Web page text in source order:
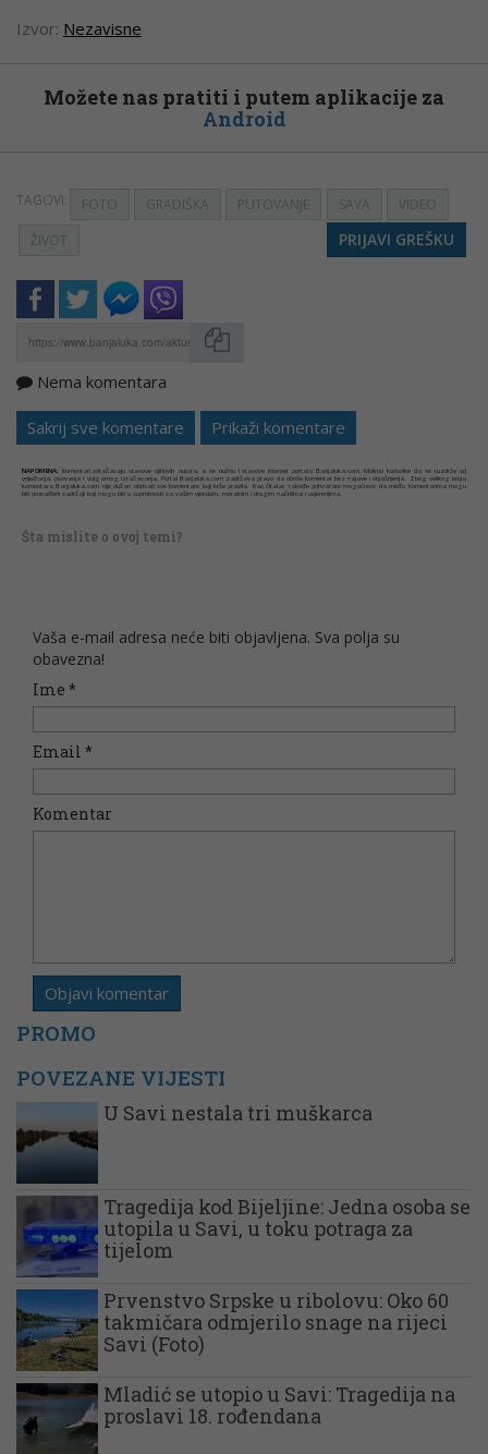
Izvor: Nezavisne
Možete nas pratiti i putem aplikacije za
Android
TAGOVI: FOTO GRADIŠKA PUTOVANJE SAVA
VIDEO
ŽIVOT
PRIJAVI GREŠKU
Nema komentara
Sakrij sve komentare Prikaži komentare
NAPOMENA: Komentari odražavaju stavove njihovih autora, a ne nužno i stavove internet portala Banjaluka.com. Molimo korisnike da se suzdrže od
vrijeđanja, psovanja i vulgarnog izražavanja. Portal Banjaluka.com zadržava pravo da obriše komentar bez najave i objašnjenja. Zbog velikog broja
komentara Banjaluka.com nije dužan obrisati sve komentare koji krše pravila. Kao čitalac takođe prihvatate mogućnost da među komentarima mogu
biti pronađeni sadržaji koji mogu biti u suprotnosti sa vašim vjerskim, moralnim i drugim načelima i uvjerenjima.
Šta mislite o ovoj temi?
Vaša e-mail adresa neće biti objavljena. Sva polja su
obavezna!
Ime *
Email *
Komentar
PROMO
POVEZANE VIJESTI
U Savi nestala tri muškarca
Tragedija kod Bijeljine: Jedna osoba se
utopila u Savi, u toku potraga za
tijelom
Prvenstvo Srpske u ribolovu: Oko 60
takmičara odmjerilo snage na rijeci
Savi (Foto)
Mladić se utopio u Savi: Tragedija na
proslavi 18. rođendana